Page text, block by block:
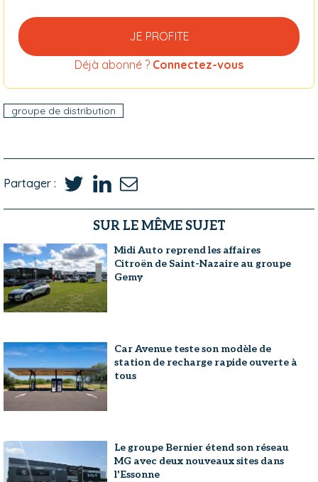
JE PROFITE
Déjà abonné ? Connectez-vous
groupe de distribution
Partager :
SUR LE MÊME SUJET
Midi Auto reprend les affaires
Citroën de Saint-Nazaire au groupe
Gemy
Car Avenue teste son modèle de
station de recharge rapide ouverte à
tous
Le groupe Bernier étend son réseau
MG avec deux nouveaux sites dans
l'Essonne